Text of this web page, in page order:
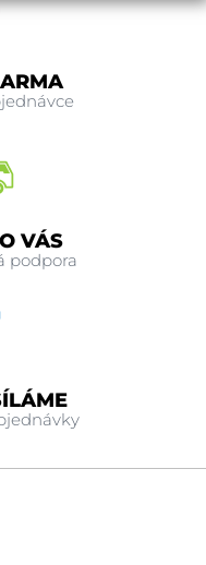
VÁS
podpora